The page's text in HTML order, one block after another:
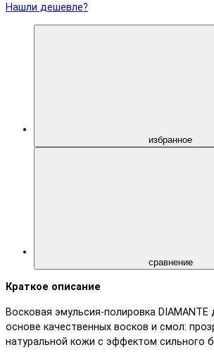
Нашли дешевле?
избранное
сравнение
Краткое описание
Восковая эмульсия-полировка DIAMANTE
основе качественных восков и смол:
натуральной кожи с эффектом сильного